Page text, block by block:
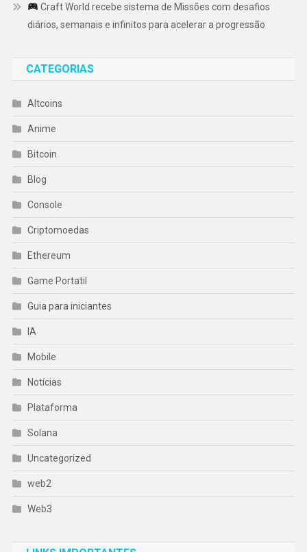
Craft World recebe sistema de Missões com desafios
diários, semanais e infinitos para acelerar a progressão
CATEGORIAS
Altcoins
Anime
Bitcoin
Blog
Console
Criptomoedas
Ethereum
Game Portatil
Guia para iniciantes
IA
Mobile
Notícias
Plataforma
Solana
Uncategorized
web2
Web3